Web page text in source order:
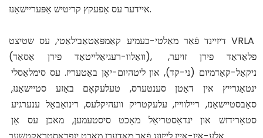
איידער עס אַפעקץ קריטיש אַפּעריישאַנז.
דיזיינד פֿאַר מאַלטי-כעמיע קאַמפּאַטאַבילאַטי, עס שטיצט VRLA
(וואַלוו-רעגיאַלייטאַד פירן אַסאַד), פלאַדאַד פירן זויער,